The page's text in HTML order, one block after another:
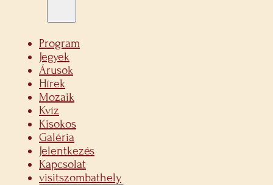
Program
Jegyek
Árusok
Hírek
Mozaik
Kvíz
Kisokos
Galéria
Jelentkezés
Kapcsolat
visitszombathely